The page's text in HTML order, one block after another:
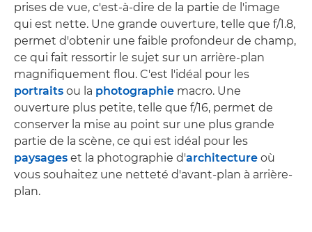
prises de vue, c'est-à-dire de la partie de l'image
qui est nette. Une grande ouverture, telle que f/1.8,
permet d'obtenir une faible profondeur de champ,
ce qui fait ressortir le sujet sur un arrière-plan
magnifiquement flou. C'est l'idéal pour les
portraits ou la photographie macro. Une
ouverture plus petite, telle que f/16, permet de
conserver la mise au point sur une plus grande
partie de la scène, ce qui est idéal pour les
paysages et la photographie d'architecture où
vous souhaitez une netteté d'avant-plan à arrière-
plan.